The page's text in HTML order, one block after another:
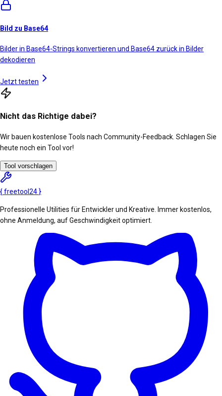
Bild zu Base64
Bilder in Base64-Strings konvertieren und Base64 zurück in Bilder
dekodieren
Jetzt testen
Nicht das Richtige dabei?
Wir bauen kostenlose Tools nach Community-Feedback. Schlagen Sie
heute noch ein Tool vor!
Tool vorschlagen
{freetool 24 }
Professionelle Utilities für Entwickler und Kreative. Immer kostenlos,
ohne Anmeldung, auf Geschwindigkeit optimiert.